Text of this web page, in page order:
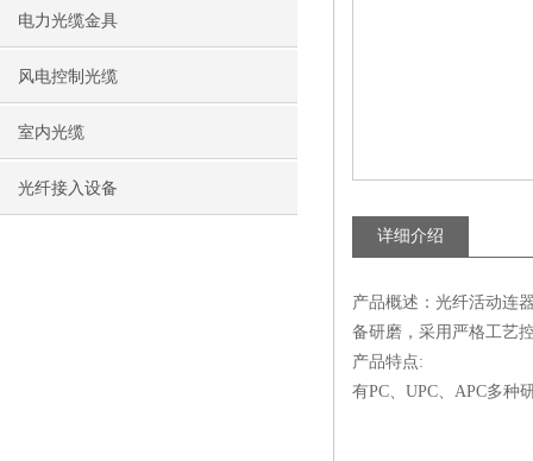
电力光缆金具
风电控制光缆
室内光缆
光纤接入设备
详细介绍
产品概述：光纤活动连
备研磨，采用严格工艺
产品特点:
有PC、UPC、APC多